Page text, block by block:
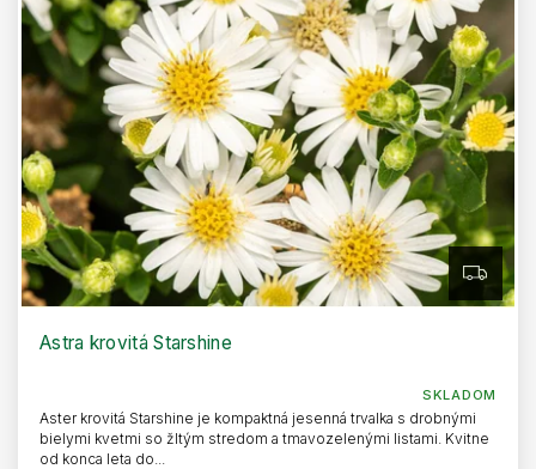
Z
D
Astra krovitá Starshine
SKLADOM
Aster krovitá Starshine je kompaktná jesenná trvalka s drobnými
bielymi kvetmi so žltým stredom a tmavozelenými listami. Kvitne
od konca leta do...